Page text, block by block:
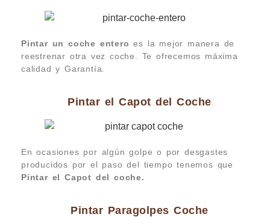
Pintar un coche entero es la mejor manera de
reestrenar otra vez coche. Te ofrecemos máxima
calidad y Garantía.
Pintar el Capot del Coche
En ocasiones por algún golpe o por desgastes
producidos por el paso del tiempo tenemos que
Pintar el Capot del coche.
Pintar Paragolpes Coche